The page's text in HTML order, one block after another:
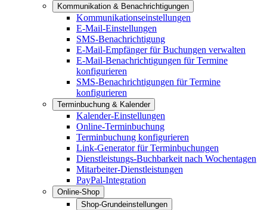
Kommunikation & Benachrichtigungen
Kommunikationseinstellungen
E-Mail-Einstellungen
SMS-Benachrichtigung
E-Mail-Empfänger für Buchungen verwalten
E-Mail-Benachrichtigungen für Termine
konfigurieren
SMS-Benachrichtigungen für Termine
konfigurieren
Terminbuchung & Kalender
Kalender-Einstellungen
Online-Terminbuchung
Terminbuchung konfigurieren
Link-Generator für Terminbuchungen
Dienstleistungs-Buchbarkeit nach Wochentagen
Mitarbeiter-Dienstleistungen
PayPal-Integration
Online-Shop
Shop-Grundeinstellungen